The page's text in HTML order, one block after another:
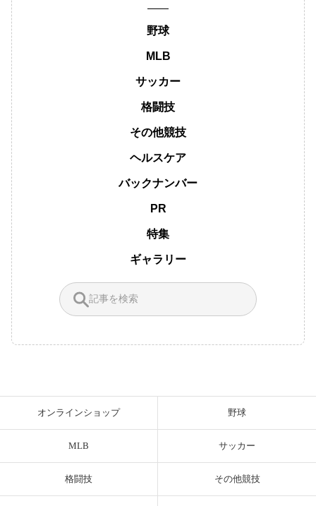
野球
MLB
サッカー
格闘技
その他競技
ヘルスケア
バックナンバー
PR
特集
ギャラリー
オンラインショップ 野球
MLB サッカー
格闘技 その他競技